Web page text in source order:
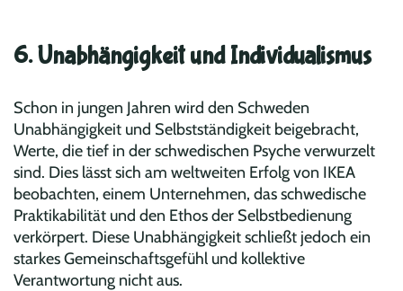
6. Unabhängigkeit und Individualismus
Schon in jungen Jahren wird den Schweden
Unabhängigkeit und Selbstständigkeit beigebracht,
Werte, die tief in der schwedischen Psyche verwurzelt
sind. Dies lässt sich am weltweiten Erfolg von IKEA
beobachten, einem Unternehmen, das schwedische
Praktikabilität und den Ethos der Selbstbedienung
verkörpert. Diese Unabhängigkeit schließt jedoch ein
starkes Gemeinschaftsgefühl und kollektive
Verantwortung nicht aus.